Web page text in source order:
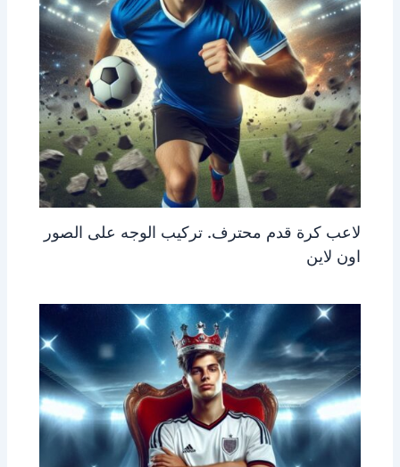
لاعب كرة قدم محترف. تركيب الوجه على الصور
اون لاين